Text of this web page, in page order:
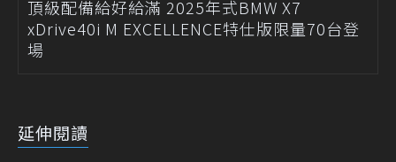
頂級配備給好給滿 2025年式BMW X7
xDrive40i M EXCELLENCE特仕版限量70台登
場
延伸閱讀